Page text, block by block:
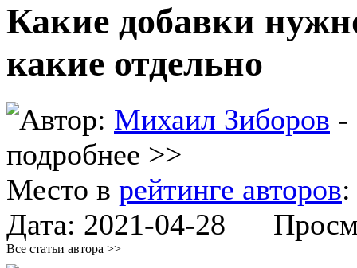
Какие добавки
какие отдельно
Автор: Михаил Зиборов -
подробнее >>
Место в рейтинге авторов
Дата: 2021-04-28
Все статьи автора >>